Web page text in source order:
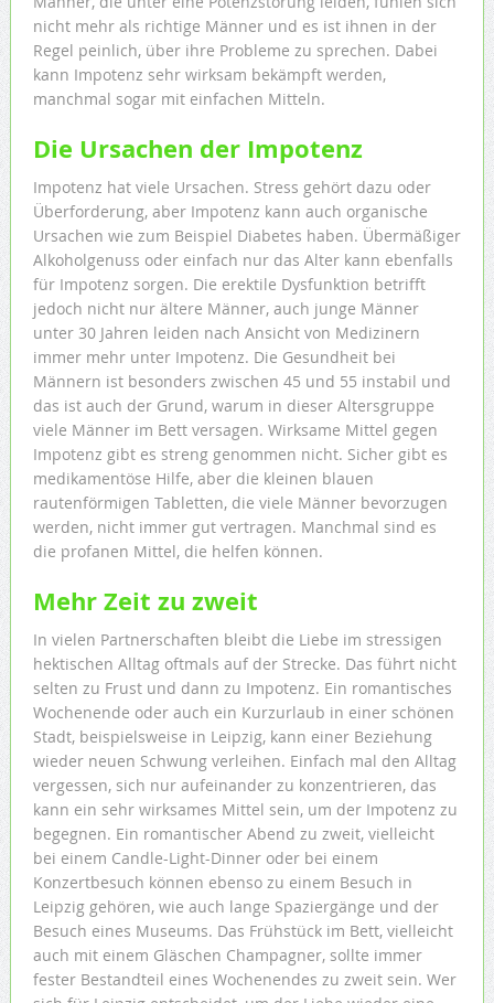
nicht mehr als richtige Männer und es ist ihnen in der
Regel peinlich, über ihre Probleme zu sprechen. Dabei
kann Impotenz sehr wirksam bekämpft werden,
manchmal sogar mit einfachen Mitteln.
Die Ursachen der Impotenz
Impotenz hat viele Ursachen. Stress gehört dazu oder
Überforderung, aber Impotenz kann auch organische
Ursachen wie zum Beispiel Diabetes haben. Übermäßiger
Alkoholgenuss oder einfach nur das Alter kann ebenfalls
für Impotenz sorgen. Die erektile Dysfunktion betrifft
jedoch nicht nur ältere Männer, auch junge Männer
unter 30 Jahren leiden nach Ansicht von Medizinern
immer mehr unter Impotenz. Die Gesundheit bei
Männern ist besonders zwischen 45 und 55 instabil und
das ist auch der Grund, warum in dieser Altersgruppe
viele Männer im Bett versagen. Wirksame Mittel gegen
Impotenz gibt es streng genommen nicht. Sicher gibt es
medikamentöse Hilfe, aber die kleinen blauen
rautenförmigen Tabletten, die viele Männer bevorzugen
werden, nicht immer gut vertragen. Manchmal sind es
die profanen Mittel, die helfen können.
Mehr Zeit zu zweit
In vielen Partnerschaften bleibt die Liebe im stressigen
hektischen Alltag oftmals auf der Strecke. Das führt nicht
selten zu Frust und dann zu Impotenz. Ein romantisches
Wochenende oder auch ein Kurzurlaub in einer schönen
Stadt, beispielsweise in Leipzig, kann einer Beziehung
wieder neuen Schwung verleihen. Einfach mal den Alltag
vergessen, sich nur aufeinander zu konzentrieren, das
kann ein sehr wirksames Mittel sein, um der Impotenz zu
begegnen. Ein romantischer Abend zu zweit, vielleicht
bei einem Candle-Light-Dinner oder bei einem
Konzertbesuch können ebenso zu einem Besuch in
Leipzig gehören, wie auch lange Spaziergänge und der
Besuch eines Museums. Das Frühstück im Bett, vielleicht
auch mit einem Gläschen Champagner, sollte immer
fester Bestandteil eines Wochenendes zu zweit sein. Wer